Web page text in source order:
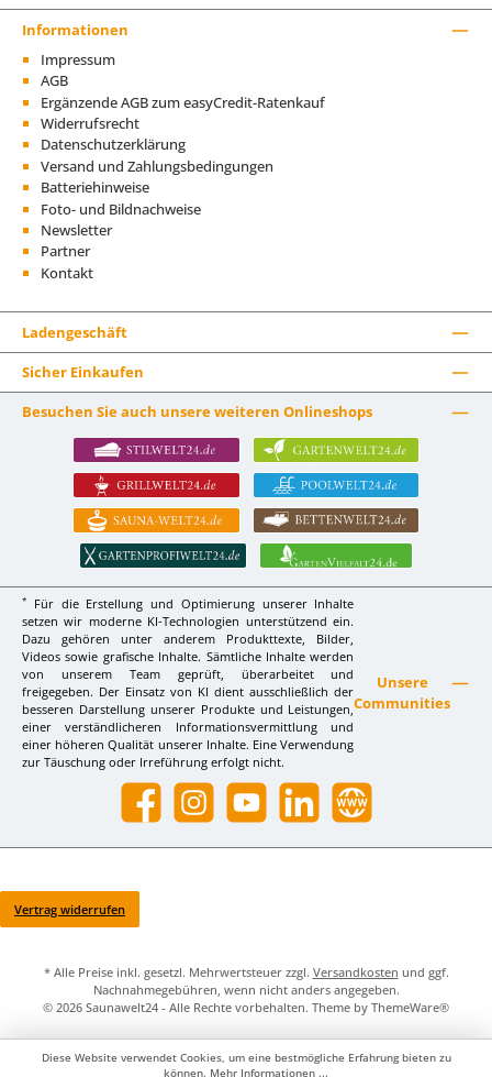
Informationen
Impressum
AGB
Ergänzende AGB zum easyCredit-Ratenkauf
Widerrufsrecht
Datenschutzerklärung
Versand und Zahlungsbedingungen
Batteriehinweise
Foto- und Bildnachweise
Newsletter
Partner
Kontakt
Ladengeschäft
Sicher Einkaufen
Besuchen Sie auch unsere weiteren Onlineshops
*
Für die Erstellung und Optimierung unserer Inhalte
setzen wir moderne KI-Technologien unterstützend ein.
Dazu gehören unter anderem Produkttexte, Bilder,
Videos sowie grafische Inhalte. Sämtliche Inhalte werden
von unserem Team geprüft, überarbeitet und
freigegeben. Der Einsatz von KI dient ausschließlich der
besseren Darstellung unserer Produkte und Leistungen,
einer verständlicheren Informationsvermittlung und
einer höheren Qualität unserer Inhalte. Eine Verwendung
zur Täuschung oder Irreführung erfolgt nicht.
Unsere
Communities
Facebook InstagramYouTube LinkedIn Website
Vertrag widerrufen
* Alle Preise inkl. gesetzl. Mehrwertsteuer zzgl. Versandkosten und ggf.
Nachnahmegebühren, wenn nicht anders angegeben.
© 2026 Saunawelt24 - Alle Rechte vorbehalten. Theme by ThemeWare®
Diese Website verwendet Cookies, um eine bestmögliche Erfahrung bieten zu
können. Mehr Informationen ...